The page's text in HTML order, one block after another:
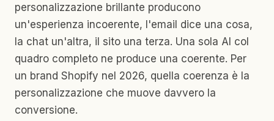
personalizzazione brillante producono
un'esperienza incoerente, l'email dice una cosa,
la chat un'altra, il sito una terza. Una sola AI col
quadro completo ne produce una coerente. Per
un brand Shopify nel 2026, quella coerenza è la
personalizzazione che muove davvero la
conversione.